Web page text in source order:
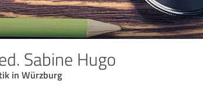
Sabine Hugo
in Würzburg